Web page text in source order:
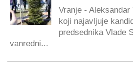
Vranje -
koji najavljuje
predsednika Vlade
vanredni...